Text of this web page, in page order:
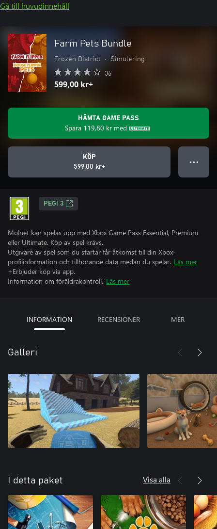
Gå till huvudinnehåll
Farm Pets Bundle
Frozen District • Simulering
36
599,00 kr+
HÄMTA GAME PASS
Spara 119,80 kr med
KÖP
599,00 kr+
● ● ●
PEGI 3
Molnet kan spelas upp med Xbox Game Pass Essential, Premium
eller Ultimate. Köp av spel krävs.
Utgivare av spel som du startar får åtkomst till din Xbox-
profilinformation och tillhörande data medan du spelar. Läs mer
+Erbjuder köp via app.
Information om föräldrakontroll. Läs mer
INFORMATION RECENSIONER MER
Galleri
I detta paket Visa alla